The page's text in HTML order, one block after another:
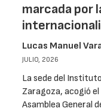
marcada por
Lucas Manuel
JULIO, 2026
La sede del
Zaragoza, acogió el
Asamblea General